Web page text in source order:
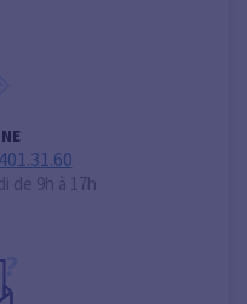
de 9h à 17h